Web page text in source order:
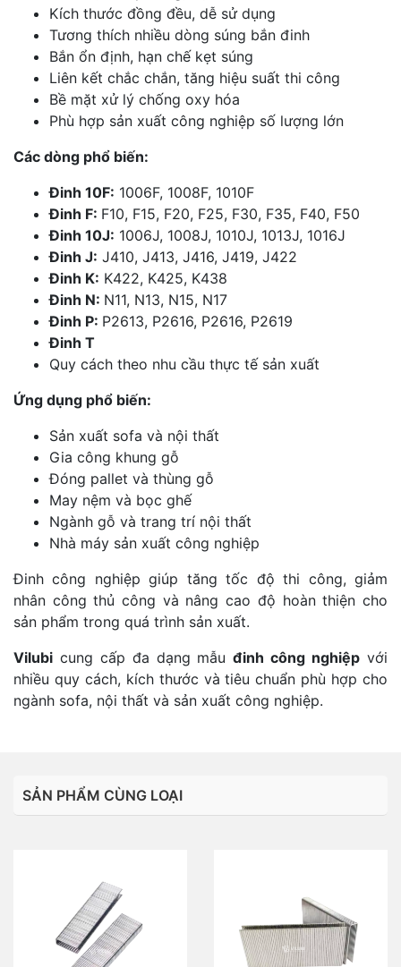
Kích thước đồng đều, dễ sử dụng
Tương thích nhiều dòng súng bắn đinh
Bắn ổn định, hạn chế kẹt súng
Liên kết chắc chắn, tăng hiệu suất thi công
Bề mặt xử lý chống oxy hóa
Phù hợp sản xuất công nghiệp số lượng lớn
Các dòng phổ biến:
Đinh 10F: 1006F, 1008F, 1010F
Đinh F: F10, F15, F20, F25, F30, F35, F40, F50
Đinh 10J: 1006J, 1008J, 1010J, 1013J, 1016J
Đinh J: J410, J413, J416, J419, J422
Đinh K: K422, K425, K438
Đinh N: N11, N13, N15, N17
Đinh P: P2613, P2616, P2616, P2619
Đinh T
Quy cách theo nhu cầu thực tế sản xuất
Ứng dụng phổ biến:
Sản xuất sofa và nội thất
Gia công khung gỗ
Đóng pallet và thùng gỗ
May nệm và bọc ghế
Ngành gỗ và trang trí nội thất
Nhà máy sản xuất công nghiệp
Đinh công nghiệp giúp tăng tốc độ thi công, giảm
nhân công thủ công và nâng cao độ hoàn thiện cho
sản phẩm trong quá trình sản xuất.
Vilubi cung cấp đa dạng mẫuđinh công nghiệp với
nhiều quy cách, kích thước và tiêu chuẩn phù hợp cho
ngành sofa, nội thất và sản xuất công nghiệp.
SẢN PHẨM CÙNG LOẠI